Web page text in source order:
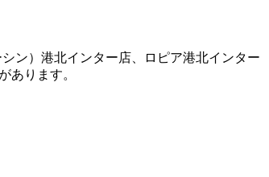
ン）港北インター店、ロピア港北インター
あります。